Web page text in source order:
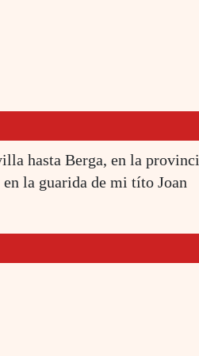
hasta Berga, en la
la guarida de mi títo Joan